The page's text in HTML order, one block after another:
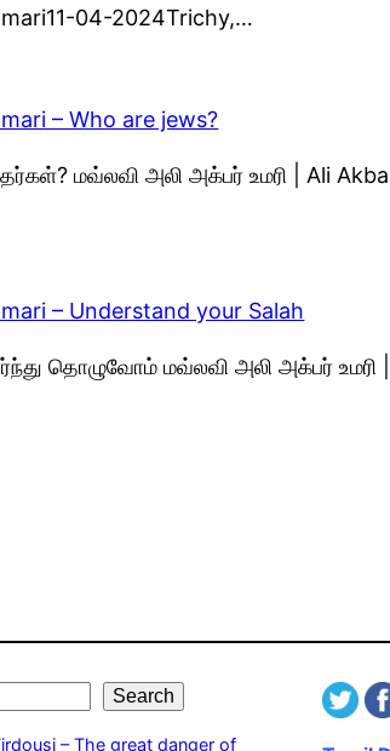
04-2024Trichy,…
– Who are jews?
மவ்லவி அலி அக்பர் உமரி | Ali
– Understand your Salah
தொழுவோம் மவ்லவி அலி அக்பர் உமரி
Search
– The great danger of